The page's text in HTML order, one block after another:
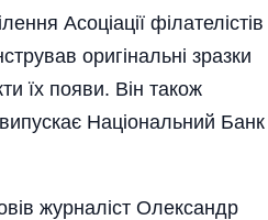
Асоціації філателістів
оригінальні зразки
їх появи. Він також
Національний Банк
журналіст Олександр